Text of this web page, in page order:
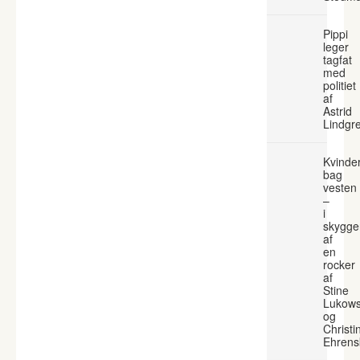
Pippi
leger
tagfat
med
politiet
af
Astrid
bag
vesten
–
i
af
en
rocker
af
Stine
og